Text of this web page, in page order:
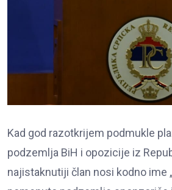
Kad god razotkrijem podmukle
podzemlja BiH i opozicije iz
najistaknutiji član nosi kodno ime